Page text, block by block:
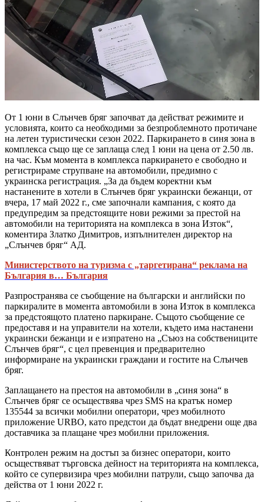
От 1 юни в Слънчев бряг започват да действат режимите и
условията, които са необходими за безпроблемното протичане
на летен туристически сезон 2022. Паркирането в синя зона в
комплекса също ще се заплаща след 1 юни на цена от 2.50 лв.
на час. Към момента в комплекса паркирането е свободно и
регистрираме струпване на автомобили, предимно с
украинска регистрация. „За да бъдем коректни към
настанените в хотели в Слънчев бряг украински бежанци, от
вчера, 17 май 2022 г., сме започнали кампания, с която да
предупредим за предстоящите нови режими за престой на
автомобили на територията на комплекса в зона Изток“,
коментира Златко Димитров, изпълнителен директор на
„Слънчев бряг“ АД.
Министерството на туризма с „таргетирана“ реклама на
България в… България
Разпространява се съобщение на български и английски по
паркиралите в момента автомобили в зона Изток в комплекса
за предстоящото платено паркиране. Същото съобщение се
предоставя и на управители на хотели, където има настанени
украински бежанци и е изпратено на „Съюз на собствениците
Слънчев бряг“, с цел превенция и предварително
информиране на украински граждани и гостите на Слънчев
бряг.
Заплащането на престоя на автомобили в „синя зона“ в
Слънчев бряг се осъществява чрез SMS на кратък номер
135544 за всички мобилни оператори, чрез мобилното
приложение URBO, като предстои да бъдат внедрени още два
доставчика за плащане чрез мобилни приложения.
Контролен режим на достъп за бизнес оператори, които
осъществяват търговска дейност на територията на комплекса,
който се супервизира чрез мобилни патрули, също започва да
действа от 1 юни 2022 г.